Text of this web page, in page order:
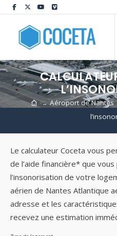
→ Aéroport de Nantes
Le calculateur Coceta vous
de l’aide financière* que
l’insonorisation de votre
aérien de Nantes Atlantique
adresse et les
recevez une estimation